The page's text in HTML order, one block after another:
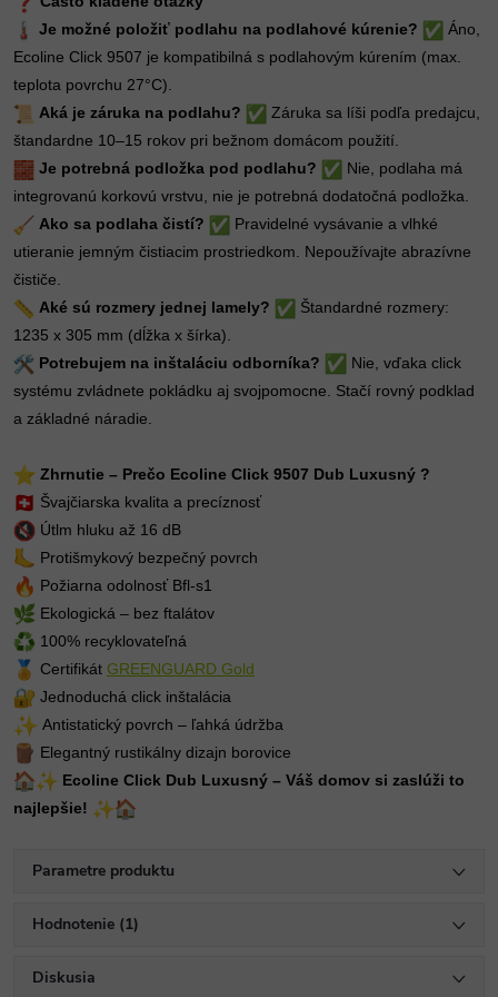
Je možné položiť podlahu na podlahové kúrenie?
Áno,
Ecoline Click 9507 je kompatibilná s podlahovým kúrením (max.
teplota povrchu 27°C).
Aká je záruka na podlahu?
Záruka sa líši podľa predajcu,
štandardne 10–15 rokov pri bežnom domácom použití.
Je potrebná podložka pod podlahu?
Nie, podlaha má
integrovanú korkovú vrstvu, nie je potrebná dodatočná podložka.
Ako sa podlaha čistí?
Pravidelné vysávanie a vlhké
utieranie jemným čistiacim prostriedkom. Nepoužívajte abrazívne
čističe.
Aké sú rozmery jednej lamely?
Štandardné rozmery:
1235 x 305 mm (dĺžka x šírka).
Potrebujem na inštaláciu odborníka?
Nie, vďaka click
systému zvládnete pokládku aj svojpomocne. Stačí rovný podklad
a základné náradie.
Zhrnutie – Prečo Ecoline Click 9507 Dub Luxusný ?
Švajčiarska kvalita a precíznosť
Útlm hluku až 16 dB
Protišmykový bezpečný povrch
Požiarna odolnosť Bfl-s1
Ekologická – bez ftalátov
100% recyklovateľná
Certifikát GREENGUARD Gold
Jednoduchá click inštalácia
Antistatický povrch – ľahká údržba
Elegantný rustikálny dizajn borovice
Ecoline Click Dub Luxusný – Váš domov si zaslúži to
najlepšie!
Parametre produktu
Hodnotenie (1)
Diskusia